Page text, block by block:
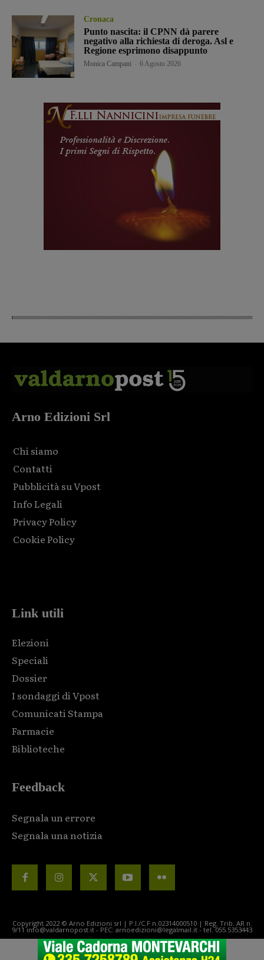
Cronaca
Punto nascita: il CPNN dà parere
negativo alla richiesta di deroga. Asl e
Regione esprimono disappunto
Monica Campani 6 Agosto 2026
Arno Edizioni Srl
Chi siamo
Contatti
Pubblicità su Vpost
Info Legali
Privacy Policy
Cookie Policy
Link utili
Elezioni
Speciali
Dossier
I sondaggi di Vpost
Comunicati Stampa
Farmacie
Biblioteche
Feedback
Segnala un errore
Segnala una notizia
Copyright 2022 © Arno Edizioni srl | P.I./C.F n.02314000510 | Reg. Trib. AR n.
9/11 info@valdarnopost.it - PEC: arnoedizioni@legalmail.it - tel. 055.5353443